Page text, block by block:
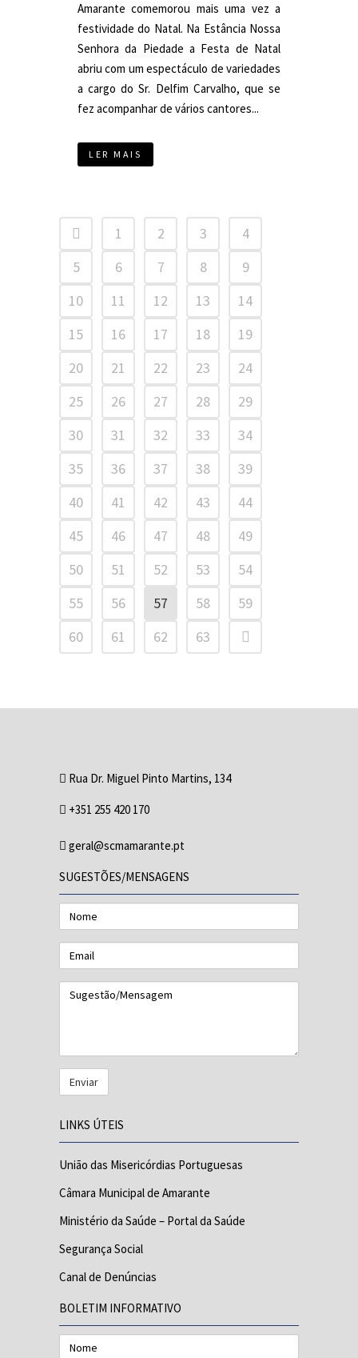
Amarante comemorou mais uma vez a
festividade do Natal. Na Estância Nossa
Senhora da Piedade a Festa de Natal
abriu com um espectáculo de variedades
a cargo do Sr. Delfim Carvalho, que se
fez acompanhar de vários cantores...
LER MAIS
1 2 3
4
5
6 7 8
9
10
11 12 13
14
15
16 17 18
19
20
21 22 23
24
25
26 27 28
29
30
31 32 33
34
35
36 37 38
39
40
41 42 43
44
45
46 47 48
49
50
51 52 53
54
55
56 57 58
59
60
61 62 63
Rua Dr. Miguel Pinto Martins, 134
+351 255 420 170
geral@scmamarante.pt
SUGESTÕES/MENSAGENS
Nome
Email
Sugestão/Mensagem
LINKS ÚTEIS
União das Misericórdias Portuguesas
Câmara Municipal de Amarante
Ministério da Saúde – Portal da Saúde
Segurança Social
Canal de Denúncias
BOLETIM INFORMATIVO
Nome